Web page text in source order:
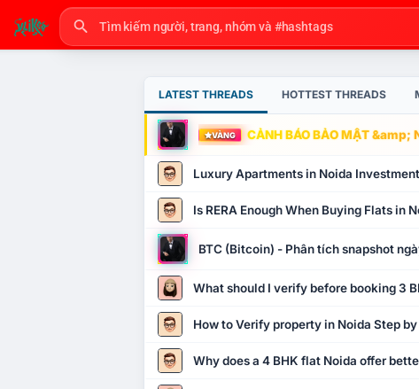
LATEST THREADS HOTTEST THREADS
VÀNG CẢNH BÁO BẢO MẬT &amp;
Luxury Apartments in Noida
Is RERA Enough When Buying Flats in
BTC (Bitcoin) - Phân tích snapshot
What should I verify before booking 3
How to Verify property in Noida Step
Why does a 4 BHK flat Noida offer